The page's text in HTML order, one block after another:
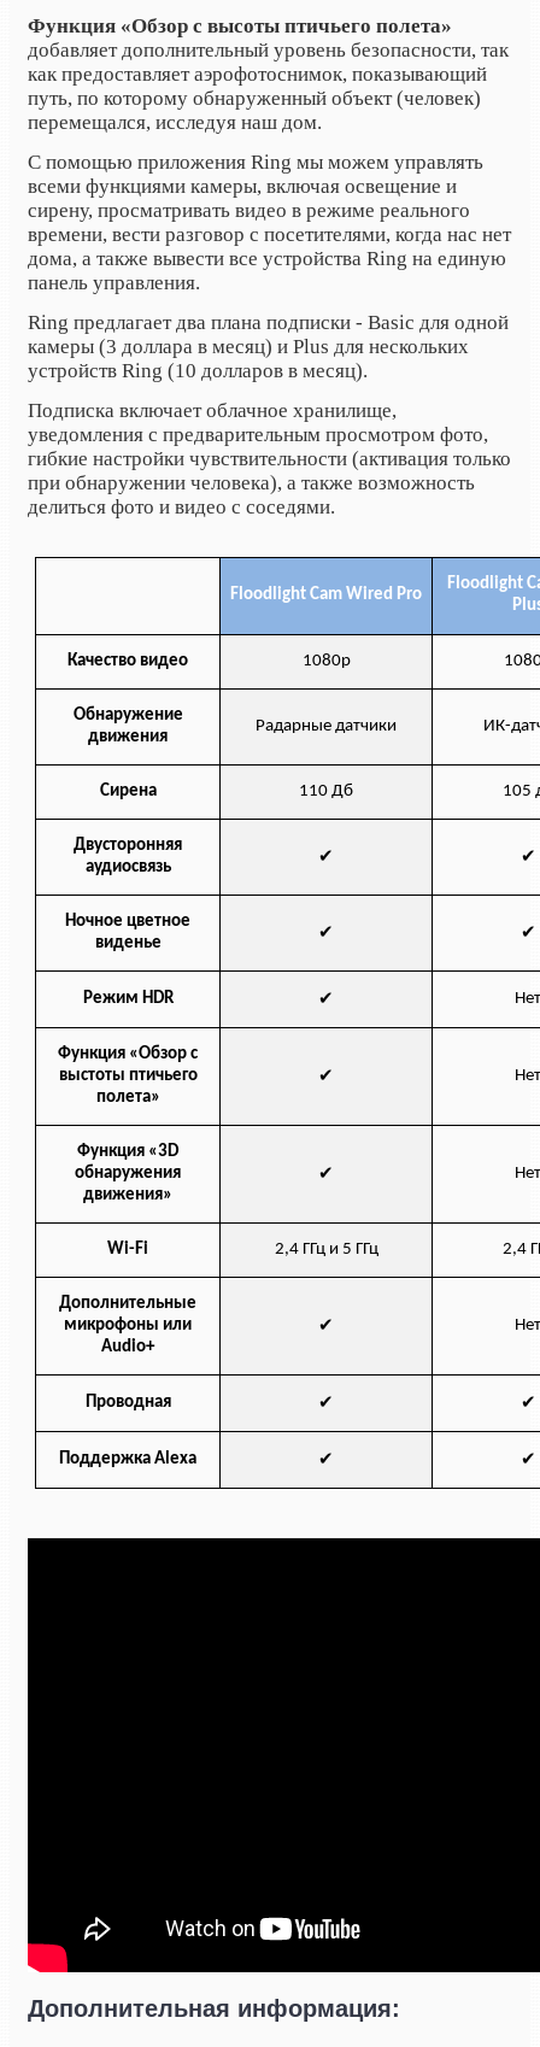
Функция «Обзор с высоты птичьего полета»
добавляет дополнительный уровень безопасности, так
как предоставляет аэрофотоснимок, показывающий
путь, по которому обнаруженный объект (человек)
перемещался, исследуя наш дом.
С помощью приложения Ring мы можем управлять
всеми функциями камеры, включая освещение и
сирену, просматривать видео в режиме реального
времени, вести разговор с посетителями, когда нас нет
дома, а также вывести все устройства Ring на единую
панель управления.
Ring предлагает два плана подписки - Basic для одной
камеры (3 доллара в месяц) и Plus для нескольких
устройств Ring (10 долларов в месяц).
Подписка включает облачное хранилище,
уведомления с предварительным просмотром фото,
гибкие настройки чувствительности (активация только
при обнаружении человека), а также возможность
делиться фото и видео с соседями.
Floodlight Cam Wired Pro
Floodlight
Качество видео 1080р
Обнаружение
движения
Радарные датчики ИК-
Сирена 110 Дб 105
Двусторонняя
аудиосвязь
✔ ✔
Ночное цветное
виденье
✔ ✔
Режим HDR ✔
Функция «Обзор с
выстоты птичьего
полета»
✔
Функция «3D
обнаружения
движения»
✔
Wi-Fi 2,4 ГГц и 5 ГГц 2,4
Дополнительные
микрофоны или
Audio+
✔
Проводная ✔ ✔
Поддержка Alexa ✔ ✔
Дополнительная информация: